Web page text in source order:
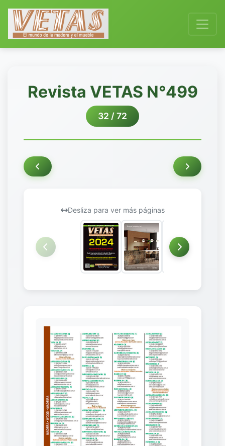
Revista VETAS N°499
32 / 72
Desliza para ver más páginas